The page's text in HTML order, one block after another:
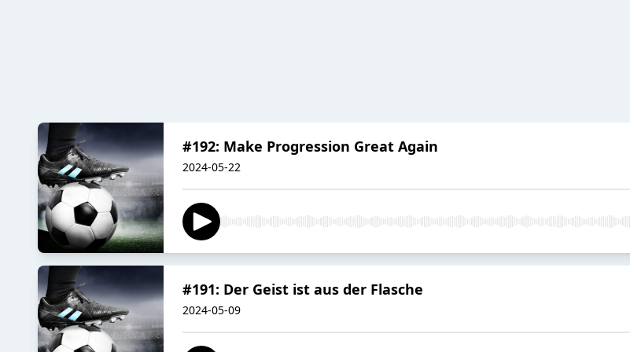
#192: Make Progression Great Again
2024-05-22
#191: Der Geist ist aus der Flasche
2024-05-09